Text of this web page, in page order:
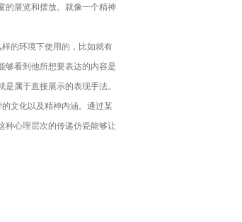
的展览和摆放。就像一个精神
的环境下使用的，比如就有
够看到他所想要表达的内容是
属于直接展示的表现手法。
文化以及精神内涵。通过某
种心理层次的传递仿瓷能够让